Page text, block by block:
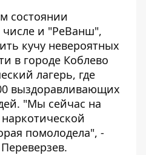
состоянии
числе и "РеВанш",
кучу невероятных
в городе Коблево
лагерь, где
выздоравливающих
"Мы сейчас на
помолодела", -